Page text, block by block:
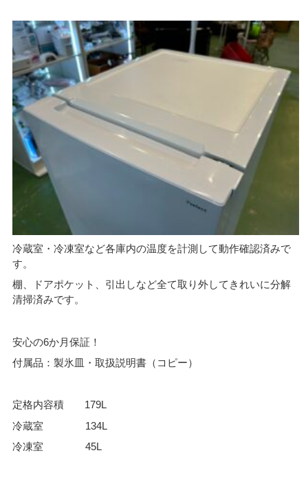
冷蔵室・冷凍室など各庫内の温度を計測して動作確認済みで
す。
棚、ドアポケット、引出しなど全て取り外してきれいに分解
清掃済みです。
安心の6か月保証！
付属品：製氷皿・取扱説明書（コピー）
定格内容積 179L
冷蔵室 134L
冷凍室 45L